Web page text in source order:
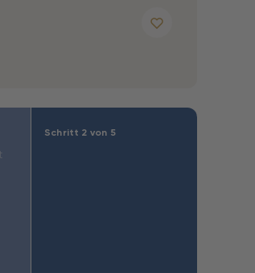
Schritt 2 von 5